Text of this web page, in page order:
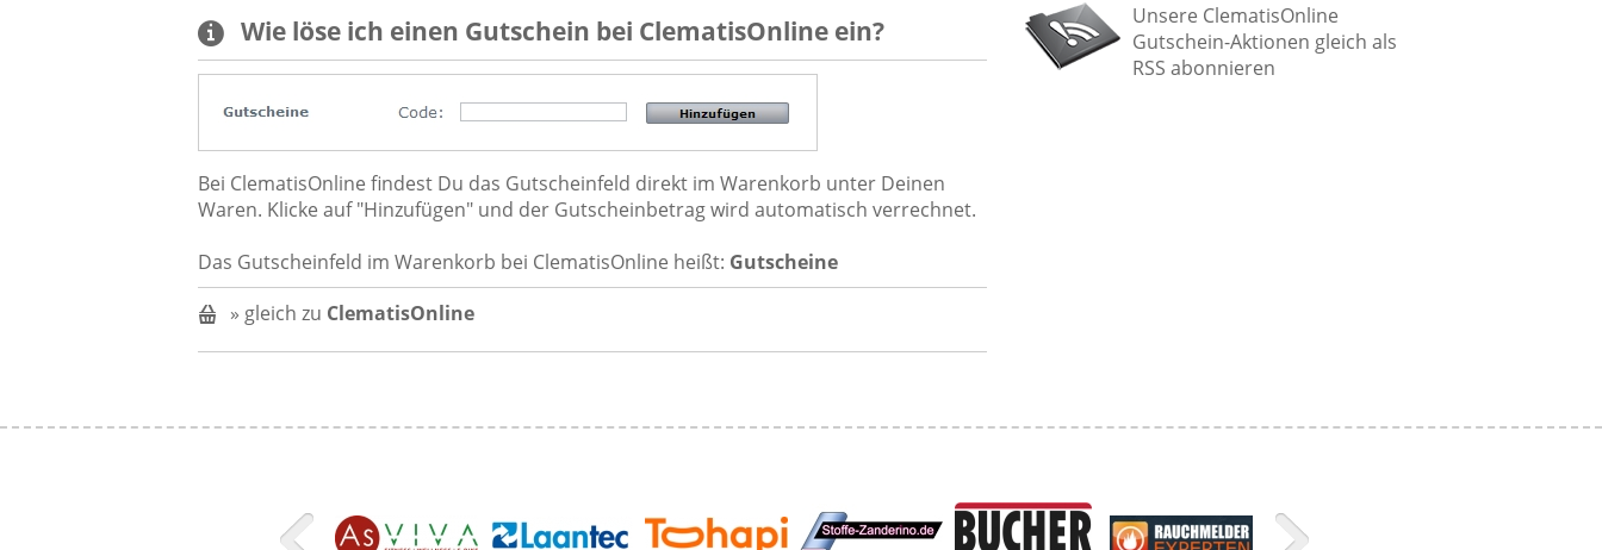
Wie löse ich einen Gutschein bei ClematisOnline ein?
Bei ClematisOnline findest Du das Gutscheinfeld direkt im Warenkorb unter Deinen
Waren. Klicke auf "Hinzufügen" und der Gutscheinbetrag wird automatisch verrechnet.
Das Gutscheinfeld im Warenkorb bei ClematisOnline heißt: Gutscheine
» gleich zu ClematisOnline
Unsere ClematisOnline
Gutschein-Aktionen gleich als
RSS abonnieren